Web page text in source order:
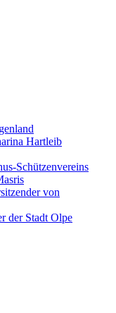
Hartleib
Schützenvereins
von
der Stadt Olpe